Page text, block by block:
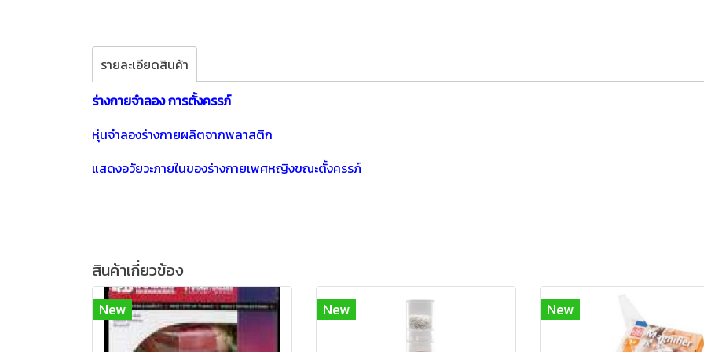
รายละเอียดสินค้า
ร่างกายจำลอง การตั้งครรภ์
หุ่นจำลองร่างกายผลิตจากพลาสติก
แสดงอวัยวะภายในของร่างกายเพศหญิงขณะตั้งครรภ์
สินค้าเกี่ยวข้อง
New New New